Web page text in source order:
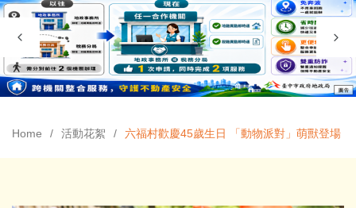
Home 活動花絮 六福村歡慶45歲生日 「動物派對」萌獸登場